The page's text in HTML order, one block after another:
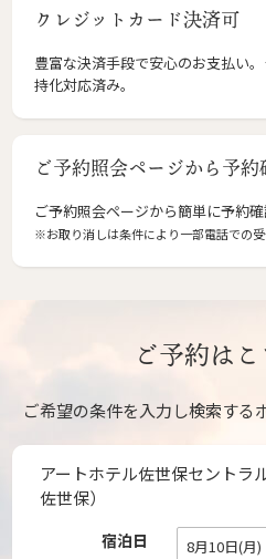
クレジットカード決済可
豊富な決済手段で安心のお支払い
持化対応済み。
ご予約照会ページから予
ご予約照会ページから簡単に予約確
※お取り消しは条件により一部電話での
ご予約は
ご希望の条件を入力し検索する
アートホテル佐世保セントラ
佐世保）
宿泊日 8月10日(月)